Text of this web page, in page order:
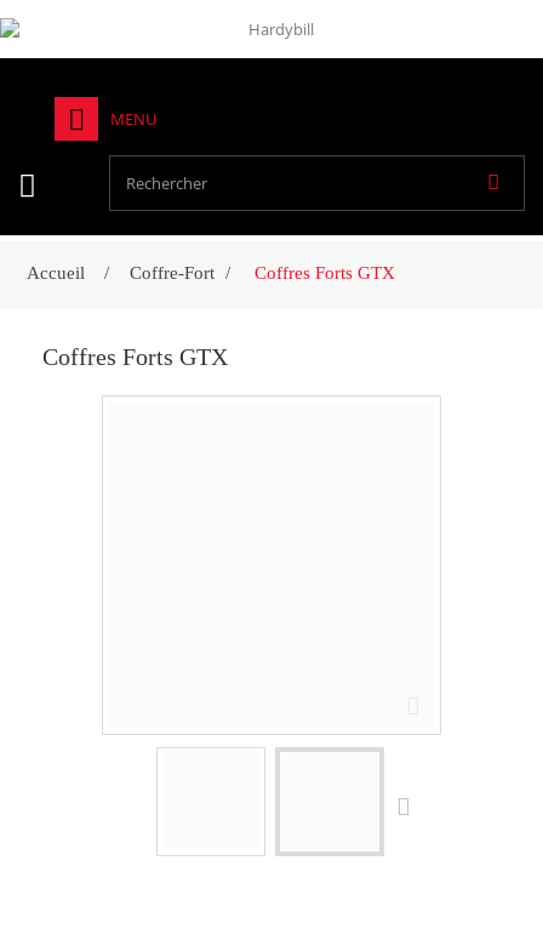
MENU
Accueil Coffre-Fort Coffres Forts GTX
Coffres Forts GTX